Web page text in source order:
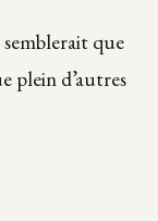
que
plein d’autres